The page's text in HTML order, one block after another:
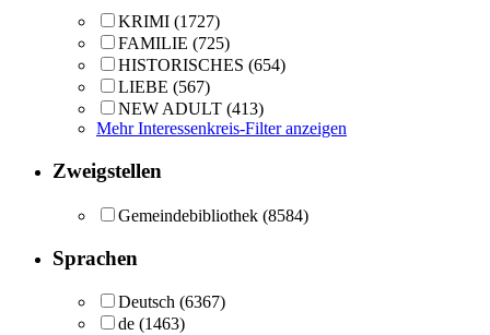
KRIMI (1727)
FAMILIE (725)
HISTORISCHES (654)
LIEBE (567)
NEW ADULT (413)
Mehr Interessenkreis-Filter anzeigen
Zweigstellen
Gemeindebibliothek (8584)
Sprachen
Deutsch (6367)
de (1463)